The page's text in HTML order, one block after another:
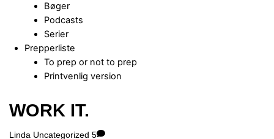
Bøger
Podcasts
Serier
Prepperliste
To prep or not to prep
Printvenlig version
Close
Menu
WORK IT.
Linda Uncategorized 5